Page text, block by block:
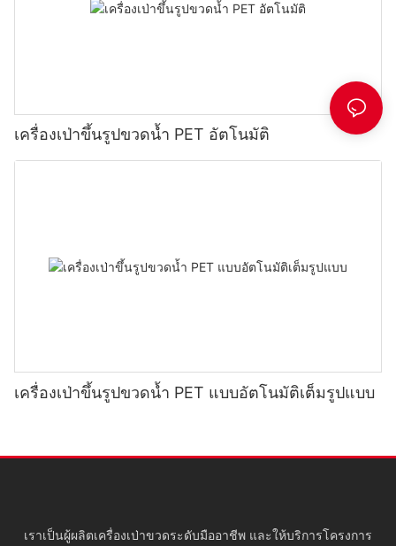
เครื่องเป่าขึ้นรูปขวดน้ำ PET อัตโนมัติ
เครื่องเป่าขึ้นรูปขวดน้ำ PET แบบอัตโนมัติเต็มรูปแบบ
เราเป็นผู้ผลิตเครื่องเป่าขวดระดับมืออาชีพ และให้บริการโครงการ